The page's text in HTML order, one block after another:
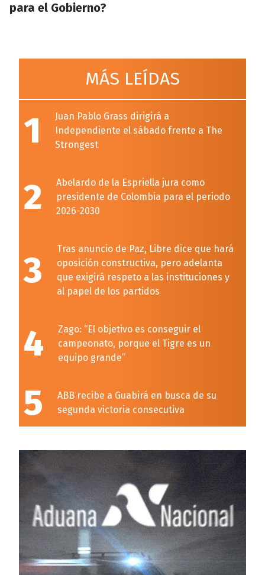
para el Gobierno?
MÁS LEÍDAS
1
Juan Pablo Grass dirigirá a
Independiente el sábado frente a The
Strongest
2
Abelardo de la Espriella jura como
presidente de Colombia para el periodo
2026-2030
3
Tras anuncio de Paz, Libre dice que hará
oposición constructiva, pero adelanta
que exigirá respeto a las instituciones y
al papel de los partidos
4
Zago: “El objetivo es conseguir el
campeonato, porque el Tigre es un
equipo grande”
5
ABB recibe a Guabirá en busca de su
segunda victoria consecutiva